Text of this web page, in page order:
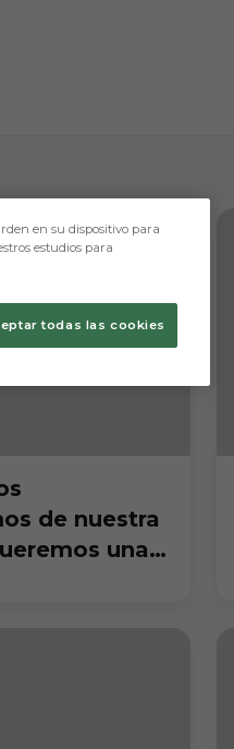
de nuestra
una
en su dispositivo para
estudios para
todas las cookies